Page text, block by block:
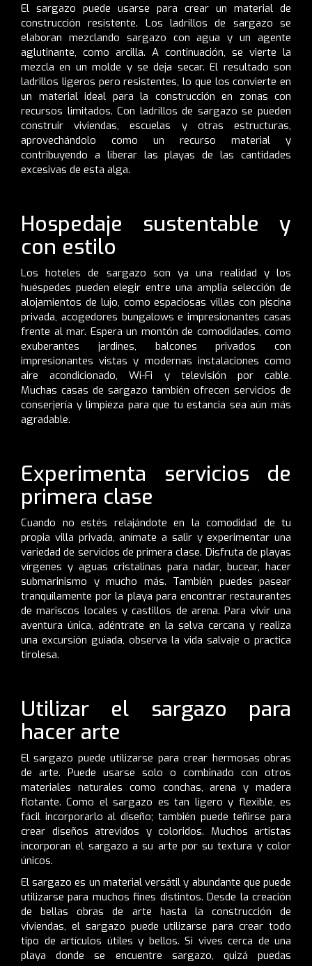
El sargazo puede usarse para crear un material de
construcción resistente. Los ladrillos de sargazo se
elaboran mezclando sargazo con agua y un agente
aglutinante, como arcilla. A continuación, se vierte la
mezcla en un molde y se deja secar. El resultado son
ladrillos ligeros pero resistentes, lo que los convierte en
un material ideal para la construcción en zonas con
recursos limitados. Con ladrillos de sargazo se pueden
construir viviendas, escuelas y otras estructuras,
aprovechándolo como un recurso material y
contribuyendo a liberar las playas de las cantidades
excesivas de esta alga.
Hospedaje sustentable y
con estilo
Los hoteles de sargazo son ya una realidad y los
huéspedes pueden elegir entre una amplia selección de
alojamientos de lujo, como espaciosas villas con piscina
privada, acogedores bungalows e impresionantes casas
frente al mar. Espera un montón de comodidades, como
exuberantes jardines, balcones privados con
impresionantes vistas y modernas instalaciones como
aire acondicionado, Wi-Fi y televisión por cable.
Muchas casas de sargazo también ofrecen servicios de
conserjería y limpieza para que tu estancia sea aún más
agradable.
Experimenta servicios de
primera clase
Cuando no estés relajándote en la comodidad de tu
propia villa privada, anímate a salir y experimentar una
variedad de servicios de primera clase. Disfruta de playas
vírgenes y aguas cristalinas para nadar, bucear, hacer
submarinismo y mucho más. También puedes pasear
tranquilamente por la playa para encontrar restaurantes
de mariscos locales y castillos de arena. Para vivir una
aventura única, adéntrate en la selva cercana y realiza
una excursión guiada, observa la vida salvaje o practica
tirolesa.
Utilizar el sargazo para
hacer arte
El sargazo puede utilizarse para crear hermosas obras
de arte. Puede usarse solo o combinado con otros
materiales naturales como conchas, arena y madera
flotante. Como el sargazo es tan ligero y flexible, es
fácil incorporarlo al diseño; también puede teñirse para
crear diseños atrevidos y coloridos. Muchos artistas
incorporan el sargazo a su arte por su textura y color
únicos.
El sargazo es un material versátil y abundante que puede
utilizarse para muchos fines distintos. Desde la creación
de bellas obras de arte hasta la construcción de
viviendas, el sargazo puede utilizarse para crear todo
tipo de artículos útiles y bellos. Si vives cerca de una
playa donde se encuentre sargazo, quizá puedas